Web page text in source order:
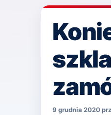
9 grudnia 2020